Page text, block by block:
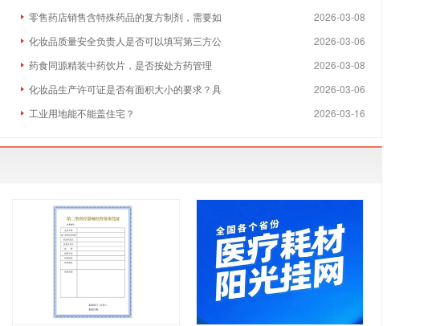
2026-03-08
零售药店销售含特殊药品的复方制剂，需要如
2026-03-06
化妆品质量安全负责人是否可以填写第三方公
2026-03-08
药食同源精装中药饮片，是否按处方药管理
2026-03-06
化妆品生产许可证是否有面积大小的要求？具
2026-03-16
工业用地能不能盖住宅？